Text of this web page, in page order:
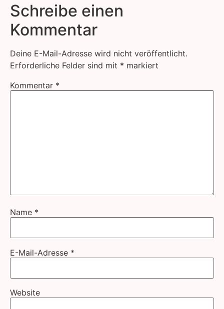
Schreibe einen
Kommentar
Deine E-Mail-Adresse wird nicht veröffentlicht.
Erforderliche Felder sind mit * markiert
Kommentar *
Name *
E-Mail-Adresse *
Website